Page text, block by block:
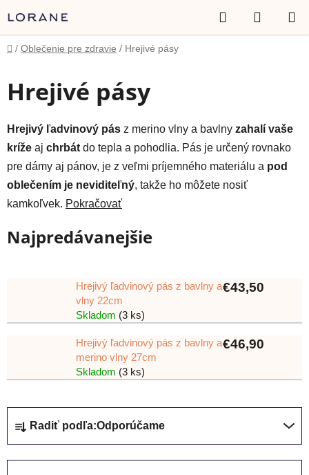
na
obsah
Hľadať
KOŠÍK
Domov
/ Oblečenie pre zdravie / Hrejivé pásy
Hrejivé pásy
Hrejivý ľadvinový pás z merino vlny a bavlny zahalí vaše
kríže aj chrbát do tepla a pohodlia. Pás je určený rovnako
pre dámy aj pánov, je z veľmi príjemného materiálu a pod
oblečením je neviditeľný, takže ho môžete nosiť
kamkoľvek. Pokračovať
Najpredávanejšie
Hrejivý ľadvinový pás z bavlny a
vlny 22cm
Skladom (3 ks)
€43,50
Hrejivý ľadvinový pás z bavlny a
merino vlny 27cm
Skladom (3 ks)
€46,90
R
a
d
Radiť podľa:Odporúčame